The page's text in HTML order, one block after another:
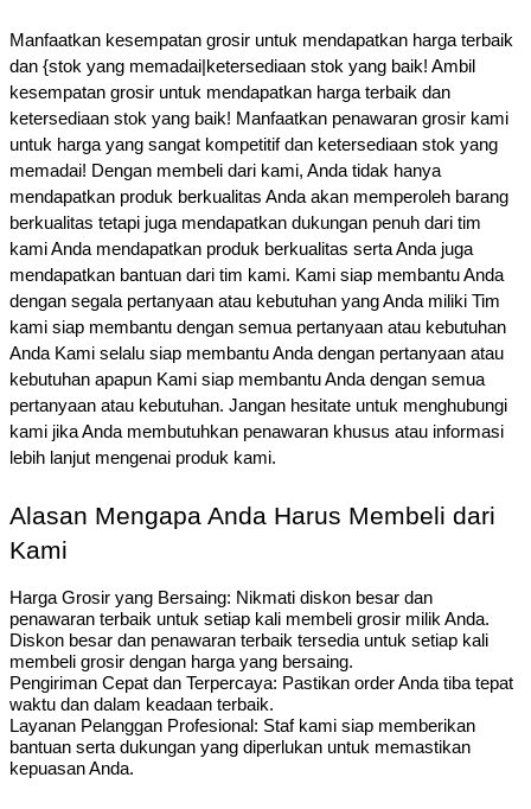
Manfaatkan kesempatan grosir untuk mendapatkan harga terbaik
dan {stok yang memadai|ketersediaan stok yang baik! Ambil
kesempatan grosir untuk mendapatkan harga terbaik dan
ketersediaan stok yang baik! Manfaatkan penawaran grosir kami
untuk harga yang sangat kompetitif dan ketersediaan stok yang
memadai! Dengan membeli dari kami, Anda tidak hanya
mendapatkan produk berkualitas Anda akan memperoleh barang
berkualitas tetapi juga mendapatkan dukungan penuh dari tim
kami Anda mendapatkan produk berkualitas serta Anda juga
mendapatkan bantuan dari tim kami. Kami siap membantu Anda
dengan segala pertanyaan atau kebutuhan yang Anda miliki Tim
kami siap membantu dengan semua pertanyaan atau kebutuhan
Anda Kami selalu siap membantu Anda dengan pertanyaan atau
kebutuhan apapun Kami siap membantu Anda dengan semua
pertanyaan atau kebutuhan. Jangan hesitate untuk menghubungi
kami jika Anda membutuhkan penawaran khusus atau informasi
lebih lanjut mengenai produk kami.
Alasan Mengapa Anda Harus Membeli dari
Kami
Harga Grosir yang Bersaing: Nikmati diskon besar dan
penawaran terbaik untuk setiap kali membeli grosir milik Anda.
Diskon besar dan penawaran terbaik tersedia untuk setiap kali
membeli grosir dengan harga yang bersaing.
Pengiriman Cepat dan Terpercaya: Pastikan order Anda tiba tepat
waktu dan dalam keadaan terbaik.
Layanan Pelanggan Profesional: Staf kami siap memberikan
bantuan serta dukungan yang diperlukan untuk memastikan
kepuasan Anda.